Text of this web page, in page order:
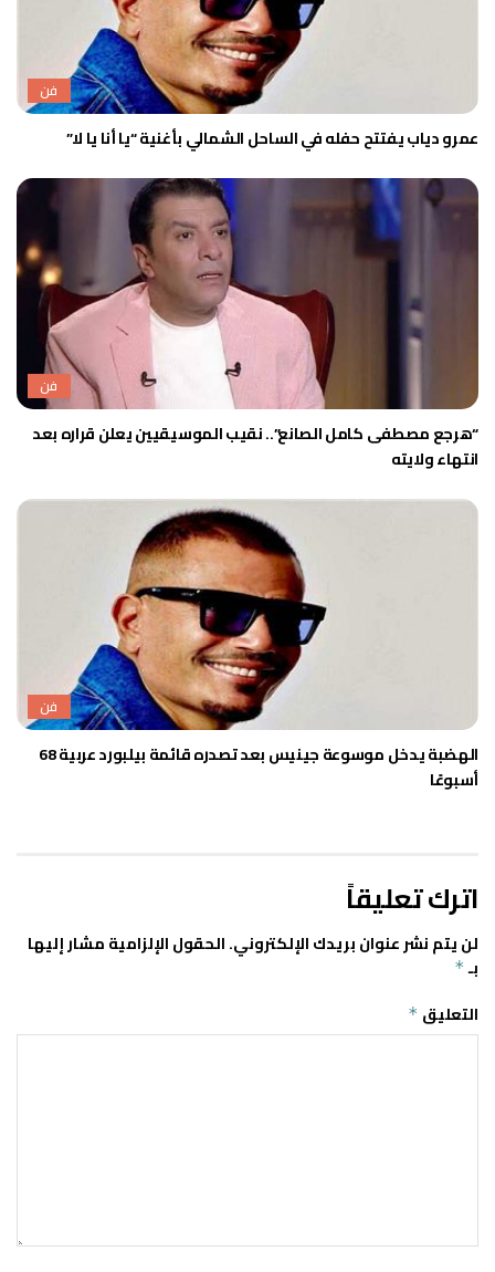
فن
عمرو دياب يفتتح حفله في الساحل الشمالي بأغنية “يا أنا يا لا”
فن
“هرجع مصطفى كامل الصانع”.. نقيب الموسيقيين يعلن قراره بعد
انتهاء ولايته
فن
الهضبة يدخل موسوعة جينيس بعد تصدره قائمة بيلبورد عربية 68
أسبوعًا
اترك تعليقاً
لن يتم نشر عنوان بريدك الإلكتروني.الحقول الإلزامية مشار إليها
بـ *
التعليق *